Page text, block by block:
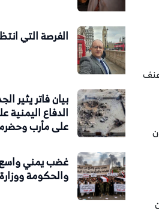
عنف
الفرصة التي
بيان فاتر يثير
الدفاع
على مأرب
غضب يمني
والحكومة